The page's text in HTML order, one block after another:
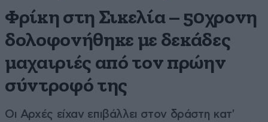
Φρίκη στη Σικελία – 50χρονη
δολοφονήθηκε με δεκάδες
μαχαιριές από τον πρώην
σύντροφό της
Οι Αρχές είχαν επιβάλλει στον δράστη κατ'